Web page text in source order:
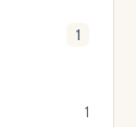
1
1